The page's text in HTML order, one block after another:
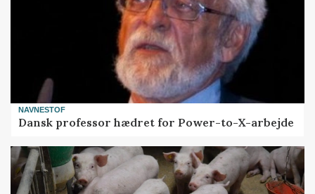
NAVNESTOF
Dansk professor hædret for Power-to-X-arbejde